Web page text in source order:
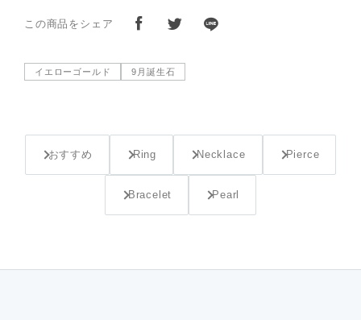
この商品をシェア
イエローゴールド 9月誕生石
おすすめ Ring Necklace Pierce
Bracelet Pearl